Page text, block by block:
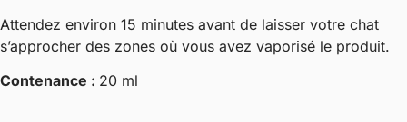
Attendez environ 15 minutes avant de laisser votre chat
s’approcher des zones où vous avez vaporisé le produit.
Contenance : 20 ml